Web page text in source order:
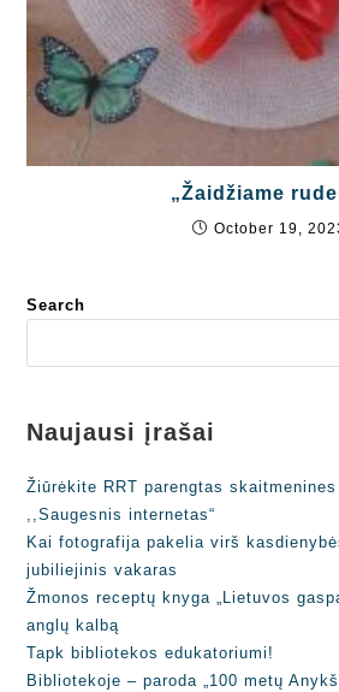
„Žaidžiame
October 19,
Search
Naujausi įrašai
Žiūrėkite RRT parengtas skaitmenines
,,Saugesnis internetas“
Kai fotografija pakelia virš
jubiliejinis vakaras
Žmonos receptų knyga „Lietuvos
anglų kalbą
Tapk bibliotekos edukatoriumi!
Bibliotekoje – paroda „100 metų